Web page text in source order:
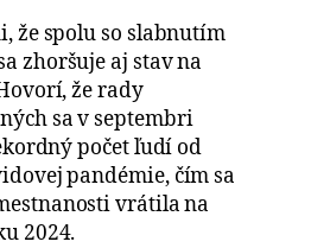
že spolu so slabnutím
zhoršuje aj stav na
že rady
sa v septembri
počet ľudí od
pandémie, čím sa
vrátila na
2024.